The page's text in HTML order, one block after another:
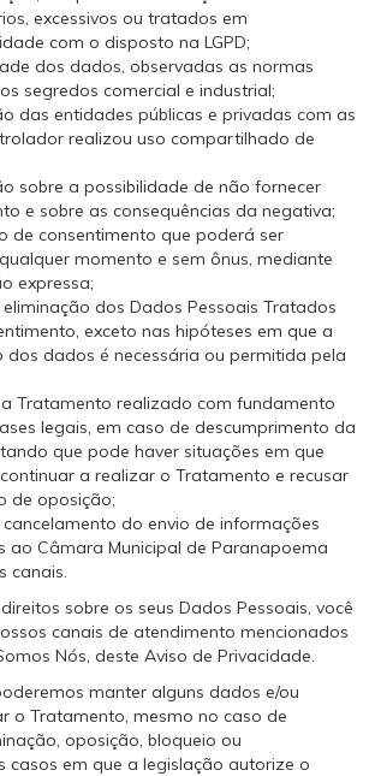
excessivos ou tratados em
com o disposto na LGPD;
dos dados, observadas as normas
segredos comercial e industrial;
das entidades públicas e privadas com as
realizou uso compartilhado de
sobre a possibilidade de não fornecer
e sobre as consequências da negativa;
de consentimento que poderá ser
momento e sem ônus, mediante
expressa;
dos Dados Pessoais Tratados
exceto nas hipóteses em que a
dos dados é necessária ou permitida pela
Tratamento realizado com fundamento
legais, em caso de descumprimento da
que pode haver situações em que
a realizar o Tratamento e recusar
de oposição;
do envio de informações
ao Câmara Municipal de Paranapoema
canais.
sobre os seus Dados Pessoais, você
canais de atendimento mencionados
Nós, deste Aviso de Privacidade.
manter alguns dados e/ou
o Tratamento, mesmo no caso de
oposição, bloqueio ou
casos em que a legislação autorize o